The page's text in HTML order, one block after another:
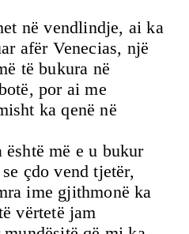
në vendlindje, ai ka
afër Venecias, një
të bukura në
por ai me
ka qenë në
është më e u bukur
çdo vend tjetër,
ime gjithmonë ka
vërtetë jam